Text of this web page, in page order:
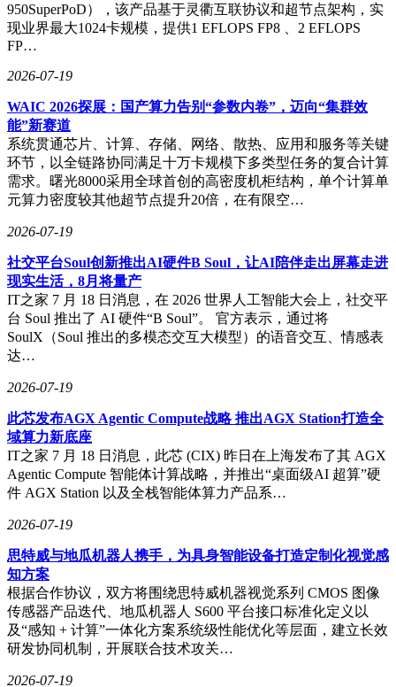
950SuperPoD），该产品基于灵衢互联协议和超节点架构，实
现业界最大1024卡规模，提供1 EFLOPS FP8 、2 EFLOPS
FP…
2026-07-19
WAIC 2026探展：国产算力告别“参数内卷”，迈向“集群效
能”新赛道
系统贯通芯片、计算、存储、网络、散热、应用和服务等关键
环节，以全链路协同满足十万卡规模下多类型任务的复合计算
需求。曙光8000采用全球首创的高密度机柜结构，单个计算单
元算力密度较其他超节点提升20倍，在有限空…
2026-07-19
社交平台Soul创新推出AI硬件B Soul，让AI陪伴走出屏幕走进
现实生活，8月将量产
IT之家 7 月 18 日消息，在 2026 世界人工智能大会上，社交平
台 Soul 推出了 AI 硬件“B Soul”。 官方表示，通过将
SoulX（Soul 推出的多模态交互大模型）的语音交互、情感表
达…
2026-07-19
此芯发布AGX Agentic Compute战略 推出AGX Station打造全
域算力新底座
IT之家 7 月 18 日消息，此芯 (CIX) 昨日在上海发布了其 AGX
Agentic Compute 智能体计算战略，并推出“桌面级AI 超算”硬
件 AGX Station 以及全栈智能体算力产品系…
2026-07-19
思特威与地瓜机器人携手，为具身智能设备打造定制化视觉感
知方案
根据合作协议，双方将围绕思特威机器视觉系列 CMOS 图像
传感器产品迭代、地瓜机器人 S600 平台接口标准化定义以
及“感知 + 计算”一体化方案系统级性能优化等层面，建立长效
研发协同机制，开展联合技术攻关…
2026-07-19